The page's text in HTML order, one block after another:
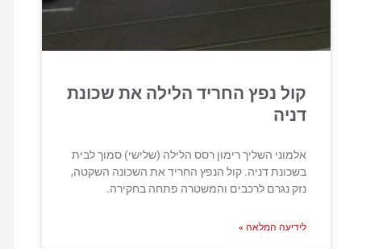
קול נפץ החריד הלילה את שכונת
דניה
אלמוני השליך רימון רסס הלילה (שלישי) סמוך לבית
בשכונת דניה. קול הנפץ החריד את השכונה השקטה,
נזק נגרם לרכבים והמשטרה פתחה בחקירה.
לידיעה המלאה »